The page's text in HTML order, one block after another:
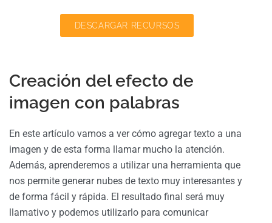
DESCARGAR RECURSOS
Creación del efecto de
imagen con palabras
En este artículo vamos a ver cómo agregar texto a una
imagen y de esta forma llamar mucho la atención.
Además, aprenderemos a utilizar una herramienta que
nos permite generar nubes de texto muy interesantes y
de forma fácil y rápida. El resultado final será muy
llamativo y podemos utilizarlo para comunicar